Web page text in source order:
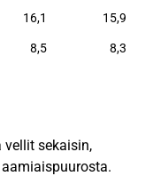
16,1 15,9
8,5 8,3
vellit sekaisin,